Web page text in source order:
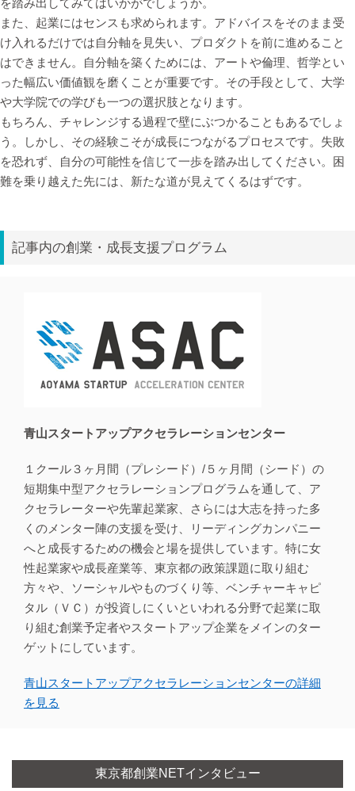
また、起業にはセンスも求められます。アドバイスをそのまま受
け入れるだけでは自分軸を見失い、プロダクトを前に進めること
はできません。自分軸を築くためには、アートや倫理、哲学とい
った幅広い価値観を磨くことが重要です。その手段として、大学
や大学院での学びも一つの選択肢となります。
もちろん、チャレンジする過程で壁にぶつかることもあるでしょ
う。しかし、その経験こそが成長につながるプロセスです。失敗
を恐れず、自分の可能性を信じて一歩を踏み出してください。困
難を乗り越えた先には、新たな道が見えてくるはずです。
記事内の創業・成長支援プログラム
青山スタートアップアクセラレーションセンター
１クール３ヶ月間（プレシード）/５ヶ月間（シード）の
短期集中型アクセラレーションプログラムを通して、ア
クセラレーターや先輩起業家、さらには大志を持った多
くのメンター陣の支援を受け、リーディングカンパニー
へと成長するための機会と場を提供しています。特に女
性起業家や成長産業等、東京都の政策課題に取り組む
方々や、ソーシャルやものづくり等、ベンチャーキャピ
タル（ＶＣ）が投資しにくいといわれる分野で起業に取
り組む創業予定者やスタートアップ企業をメインのター
ゲットにしています。
青山スタートアップアクセラレーションセンターの詳細
を見る
東京都創業NETインタビュー